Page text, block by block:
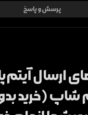
پرسش و پاسخ
ارسال آیتم
(خرید